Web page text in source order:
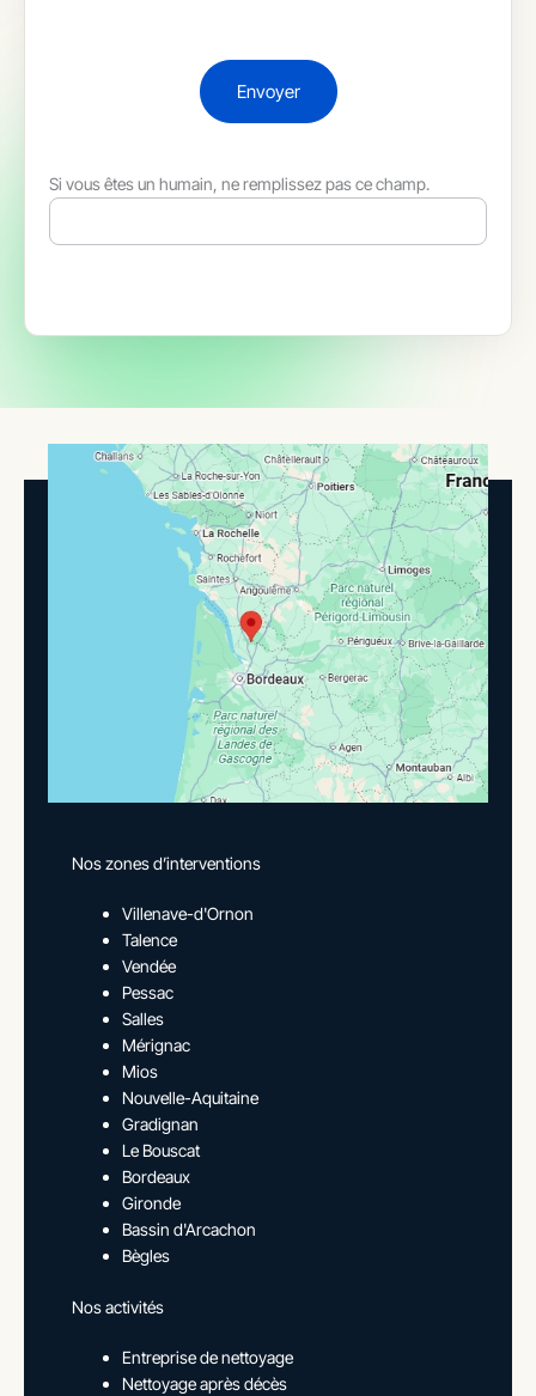
Envoyer
Si vous êtes un humain, ne remplissez pas ce champ.
Nos zones d’interventions
Villenave-d'Ornon
Talence
Vendée
Pessac
Salles
Mérignac
Mios
Nouvelle-Aquitaine
Gradignan
Le Bouscat
Bordeaux
Gironde
Bassin d'Arcachon
Bègles
Nos activités
Entreprise de nettoyage
Nettoyage après décès